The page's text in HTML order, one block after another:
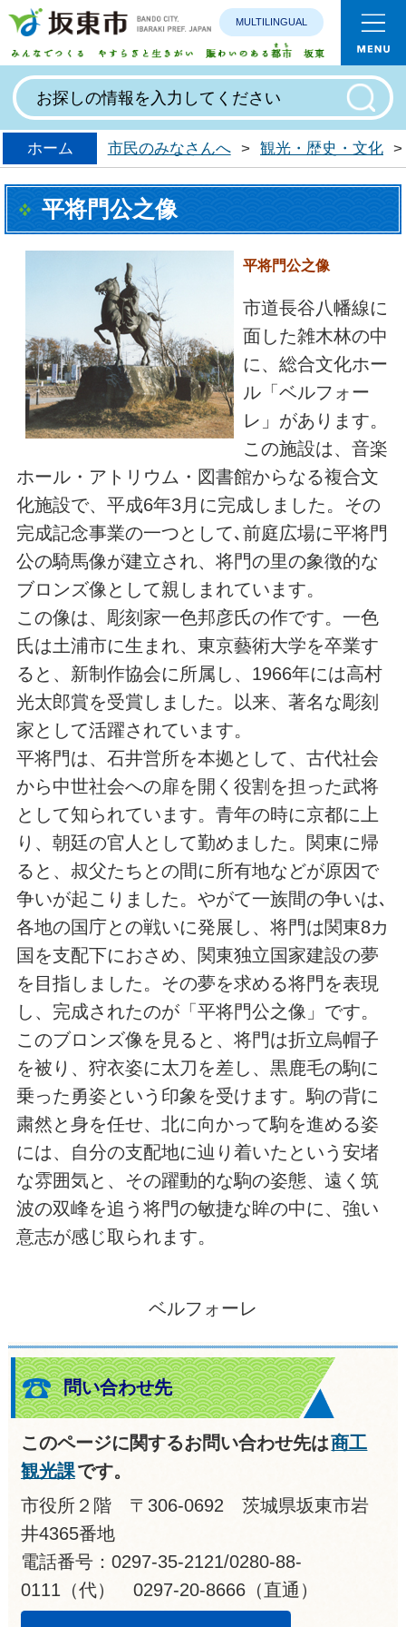
みんなで
MULTILINGUAL
ホーム 市民のみなさんへ > 観光・歴史・文化 >
平将門公之像
平将門公之像
市道長谷八幡線に
面した雑木林の中
に、総合文化ホー
ル「ベルフォー
レ」があります。
この施設は、音楽
ホール・アトリウム・図書館からなる複合文
化施設で、平成6年3月に完成しました。その
完成記念事業の一つとして､前庭広場に平将門
公の騎馬像が建立され、将門の里の象徴的な
ブロンズ像として親しまれています。
この像は、彫刻家一色邦彦氏の作です。一色
氏は土浦市に生まれ、東京藝術大学を卒業す
ると、新制作協会に所属し、1966年には高村
光太郎賞を受賞しました。以来、著名な彫刻
家として活躍されています。
平将門は、石井営所を本拠として、古代社会
から中世社会への扉を開く役割を担った武将
として知られています。青年の時に京都に上
り、朝廷の官人として勤めました。関東に帰
ると、叔父たちとの間に所有地などが原因で
争いが起こりました。やがて一族間の争いは､
各地の国庁との戦いに発展し、将門は関東8カ
国を支配下におさめ、関東独立国家建設の夢
を目指しました。その夢を求める将門を表現
し、完成されたのが「平将門公之像」です。
このブロンズ像を見ると、将門は折立烏帽子
を被り、狩衣姿に太刀を差し、黒鹿毛の駒に
乗った勇姿という印象を受けます。駒の背に
粛然と身を任せ、北に向かって駒を進める姿
には、自分の支配地に辿り着いたという安堵
な雰囲気と、その躍動的な駒の姿態、遠く筑
波の双峰を追う将門の敏捷な眸の中に、強い
意志が感じ取られます。
ベルフォーレ
問い合わせ先
このページに関するお問い合わせ先は商工
観光課です。
市役所２階 〒306-0692 茨城県坂東市岩
井4365番地
電話番号：0297-35-2121/0280-88-
0111（代） 0297-20-8666（直通）